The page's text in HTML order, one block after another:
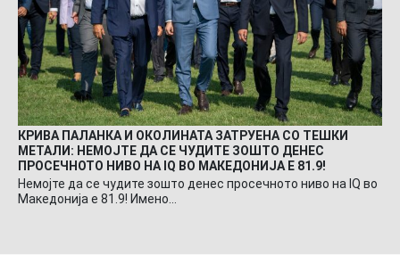
КРИВА ПАЛАНКА И ОКОЛИНАТА ЗАТРУЕНА СО ТЕШКИ
МЕТАЛИ: НЕМОЈТЕ ДА СЕ ЧУДИТЕ ЗОШТО ДЕНЕС
ПРОСЕЧНОТО НИВО НА IQ ВО МАКЕДОНИЈА Е 81.9!
Немојте да се чудите зошто денес просечното ниво на IQ во
Македонија е 81.9! Имено…